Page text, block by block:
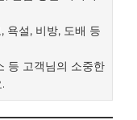
욕설, 비방, 도배 등
등 고객님의 소중한